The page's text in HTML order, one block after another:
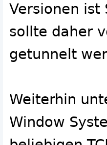
Versionen ist
sollte daher
getunnelt
Weiterhin
Window